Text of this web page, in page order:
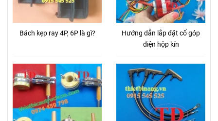
Bách kẹp ray 4P, 6P là gì?
Hướng dẫn lắp đặt cổ góp
điện hộp kín